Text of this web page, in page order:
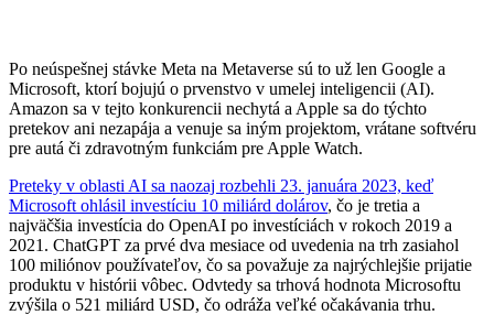
Po neúspešnej stávke Meta na Metaverse sú to už len Google a
Microsoft, ktorí bojujú o prvenstvo v umelej inteligencii (AI).
Amazon sa v tejto konkurencii nechytá a Apple sa do týchto
pretekov ani nezapája a venuje sa iným projektom, vrátane softvéru
pre autá či zdravotným funkciám pre Apple Watch.
Preteky v oblasti AI sa naozaj rozbehli 23. januára 2023, keď
Microsoft ohlásil investíciu 10 miliárd dolárov, čo je tretia a
najväčšia investícia do OpenAI po investíciách v rokoch 2019 a
2021. ChatGPT za prvé dva mesiace od uvedenia na trh zasiahol
100 miliónov používateľov, čo sa považuje za najrýchlejšie prijatie
produktu v histórii vôbec. Odvtedy sa trhová hodnota Microsoftu
zvýšila o 521 miliárd USD, čo odráža veľké očakávania trhu.